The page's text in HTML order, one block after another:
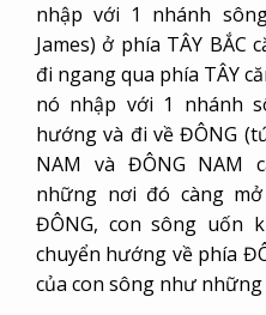
nhập với 1 nhánh
James) ở phía TÂY
đi ngang qua phía TÂY
nó nhập với 1 nhánh
hướng và đi về ĐÔNG
NAM và ĐÔNG NAM
những nơi đó càng
ĐÔNG, con sông uốn
chuyển hướng về phía
của con sông như